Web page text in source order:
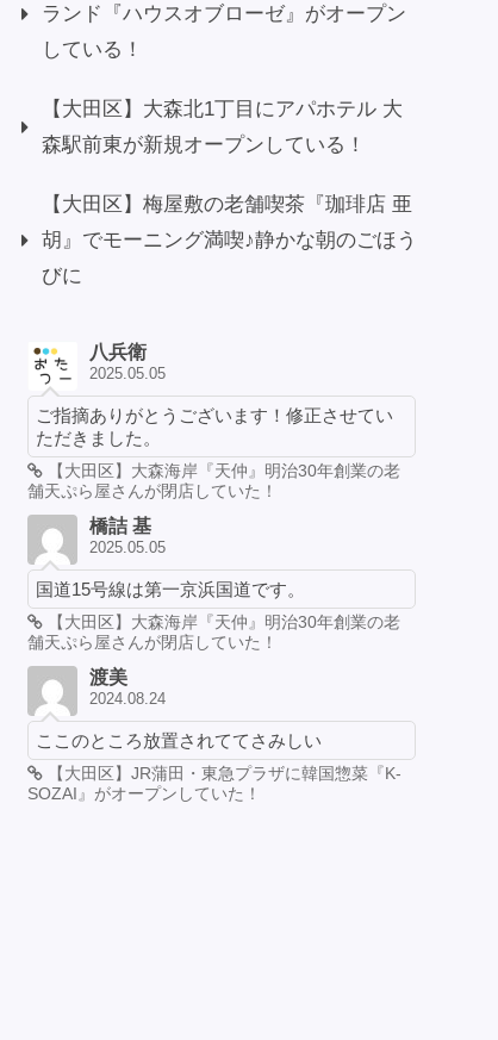
ランド『ハウスオブローゼ』がオープン
している！
【大田区】大森北1丁目にアパホテル 大
森駅前東が新規オープンしている！
【大田区】梅屋敷の老舗喫茶『珈琲店 亜
胡』でモーニング満喫♪静かな朝のごほう
びに
八兵衛
2025.05.05
ご指摘ありがとうございます！修正させてい
ただきました。
【大田区】大森海岸『天仲』明治30年創業の老
舗天ぷら屋さんが閉店していた！
橋詰 基
2025.05.05
国道15号線は第一京浜国道です。
【大田区】大森海岸『天仲』明治30年創業の老
舗天ぷら屋さんが閉店していた！
渡美
2024.08.24
ここのところ放置されててさみしい
【大田区】JR蒲田・東急プラザに韓国惣菜『K-
SOZAI』がオープンしていた！